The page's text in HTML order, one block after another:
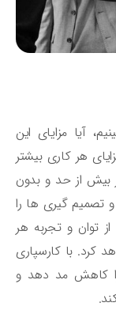
مزایای این
هر کاری بیشتر
از حد و بدون
گیری ها را
و تجربه هر
با کارسپاری
مد دهد و